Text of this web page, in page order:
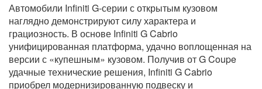
Автомобили Infiniti G-серии с открытым кузовом
наглядно демонстрируют силу характера и
грациозность. В основе Infiniti G Cabrio
унифицированная платформа, удачно воплощенная на
версии с «купешным» кузовом. Получив от G Coupe
удачные технические решения, Infiniti G Cabrio
приобрел модернизированную подвеску и